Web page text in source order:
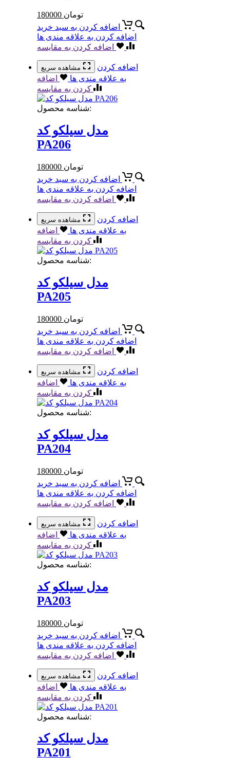
180000 تومان
اضافه کردن به سبد خرید
اضافه کردن به علاقه مندی ها
اضافه کردن به مقایسه
مشاهده سریع
اضافه کردن
به علاقه مندی ها
اضافه
کردن به مقایسه
شناسه محصول:
مدل سیلکو کد
PA206
180000 تومان
اضافه کردن به سبد خرید
اضافه کردن به علاقه مندی ها
اضافه کردن به مقایسه
مشاهده سریع
اضافه کردن
به علاقه مندی ها
اضافه
کردن به مقایسه
شناسه محصول:
مدل سیلکو کد
PA205
180000 تومان
اضافه کردن به سبد خرید
اضافه کردن به علاقه مندی ها
اضافه کردن به مقایسه
مشاهده سریع
اضافه کردن
به علاقه مندی ها
اضافه
کردن به مقایسه
شناسه محصول:
مدل سیلکو کد
PA204
180000 تومان
اضافه کردن به سبد خرید
اضافه کردن به علاقه مندی ها
اضافه کردن به مقایسه
مشاهده سریع
اضافه کردن
به علاقه مندی ها
اضافه
کردن به مقایسه
شناسه محصول:
مدل سیلکو کد
PA203
180000 تومان
اضافه کردن به سبد خرید
اضافه کردن به علاقه مندی ها
اضافه کردن به مقایسه
مشاهده سریع
اضافه کردن
به علاقه مندی ها
اضافه
کردن به مقایسه
شناسه محصول:
مدل سیلکو کد
PA201